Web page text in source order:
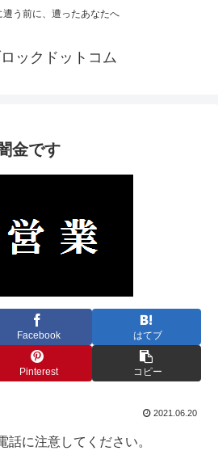
遭う前に、遭ったあなたへ
ックドットコム
金です
Facebook はてブ
Pinterest コピー
2021.06.20
に注意してください。